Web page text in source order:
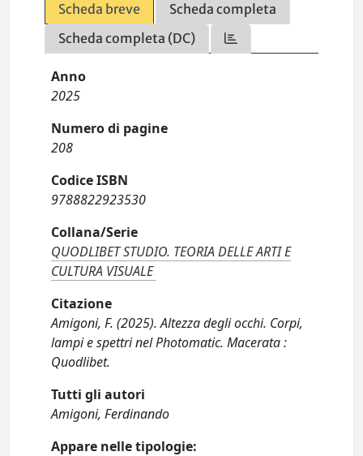
Scheda breve
Scheda completa
Scheda completa (DC)
Anno
2025
Numero di pagine
208
Codice ISBN
9788822923530
Collana/Serie
QUODLIBET STUDIO. TEORIA DELLE ARTI E
CULTURA VISUALE
Citazione
Amigoni, F. (2025). Altezza degli occhi. Corpi,
lampi e spettri nel Photomatic. Macerata :
Quodlibet.
Tutti gli autori
Amigoni, Ferdinando
Appare nelle tipologie: